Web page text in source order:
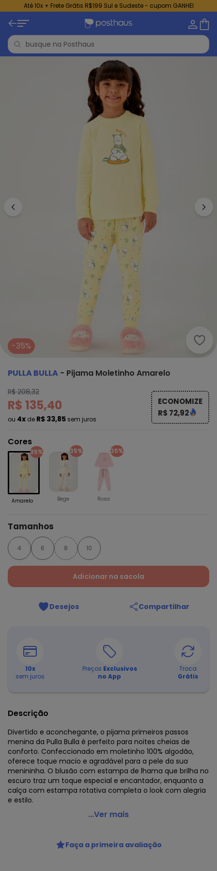
Até 10x + Frete Grátis R$199 Sul e Sudeste - cupom GANHEI
-35%
PULLA BULLA - Pijama Moletinho Amarelo
R$ 208,32
R$ 135,40
ou 4x de R$ 33,85 sem juros
ECONOMIZE
R$ 72,92
Cores
35%
Amarelo
35%
Bege
35%
Rosa
Tamanhos
4 6 8 10
Adicionar na sacola
Desejos Compartilhar
10x
sem juros
Preços Exclusivos
no App
Troca
Grátis
Descrição
Divertido e aconchegante, o pijama primeiros passos
menina da Pulla Bulla é perfeito para noites cheias de
conforto. Confeccionado em moletinho 100% algodão,
oferece toque macio e agradável para a pele da sua
menininha. O blusão com estampa de lhama que brilha no
escuro traz um toque especial e encantador, enquanto a
calça com estampa rotativa completa o look com alegria
e estilo.
Pulla Bulla - Pijama Moletinho Amarelo
Comprimento da Manga: Longa
Comprimento: Longo
...Ver mais
Faça a primeira avaliação